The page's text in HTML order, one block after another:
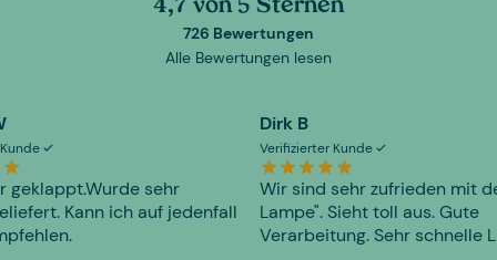
4,7 von 5 Sternen
726 Bewertungen
Alle Bewertungen lesen
geklappt.Wurde sehr
Kann ich auf jedenfall
Dirk B
Verifizierter Kunde
Wir sind sehr zufrieden mit
Lampe". Sieht toll aus. Gute
Verarbeitung. Sehr schnelle